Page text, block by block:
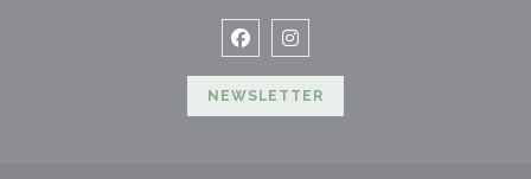
Facebook ((ouvre une nouvelle
Instagram ((ouvre une
NEWSLETTER